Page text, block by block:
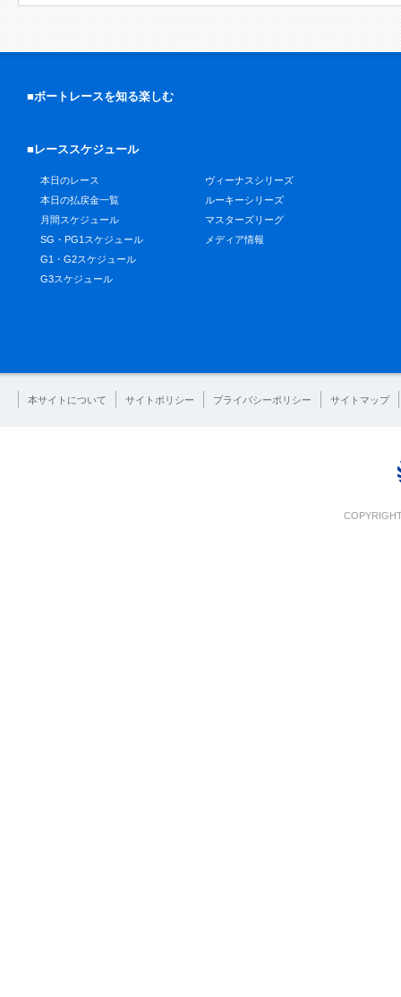
■ボートレースを知る楽しむ
■レーススケジュール
本日のレース
本日の払戻金一覧
月間スケジュール
SG・PG1スケジュール
G1・G2スケジュール
G3スケジュール
ヴィーナスシリーズ
ルーキーシリーズ
マスターズリーグ
メディア情報
本サイトについて サイトポリシー プライバシーポリシー サイトマップ